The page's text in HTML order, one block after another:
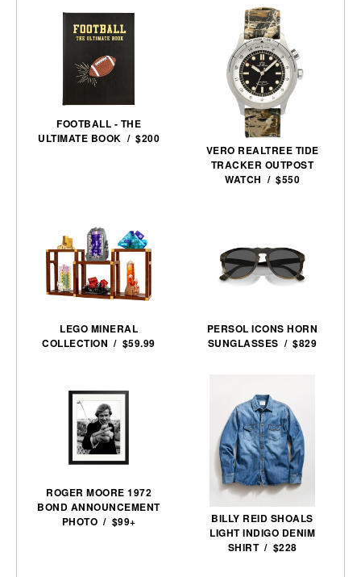
FOOTBALL - THE
ULTIMATE BOOK / $200
VERO REALTREE TIDE
TRACKER OUTPOST
WATCH / $550
LEGO MINERAL
COLLECTION / $59.99
PERSOL ICONS HORN
SUNGLASSES / $829
ROGER MOORE 1972
BOND ANNOUNCEMENT
PHOTO / $99+
BILLY REID SHOALS
LIGHT INDIGO DENIM
SHIRT / $228